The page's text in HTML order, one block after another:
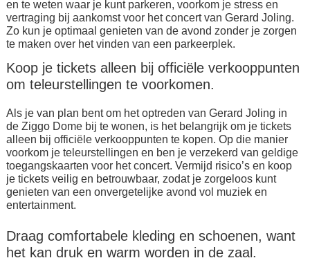
en te weten waar je kunt parkeren, voorkom je stress en
vertraging bij aankomst voor het concert van Gerard Joling.
Zo kun je optimaal genieten van de avond zonder je zorgen
te maken over het vinden van een parkeerplek.
Koop je tickets alleen bij officiële verkooppunten
om teleurstellingen te voorkomen.
Als je van plan bent om het optreden van Gerard Joling in
de Ziggo Dome bij te wonen, is het belangrijk om je tickets
alleen bij officiële verkooppunten te kopen. Op die manier
voorkom je teleurstellingen en ben je verzekerd van geldige
toegangskaarten voor het concert. Vermijd risico’s en koop
je tickets veilig en betrouwbaar, zodat je zorgeloos kunt
genieten van een onvergetelijke avond vol muziek en
entertainment.
Draag comfortabele kleding en schoenen, want
het kan druk en warm worden in de zaal.